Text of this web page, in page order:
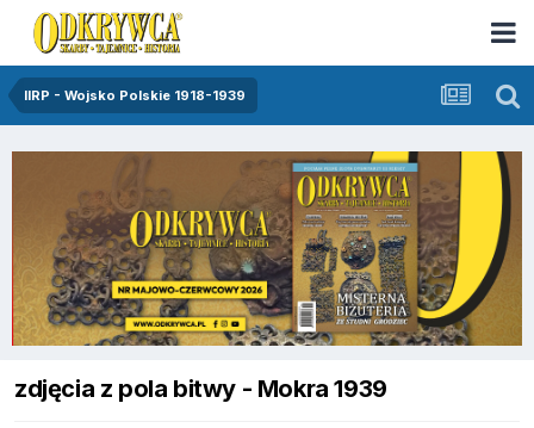
IIRP - Wojsko Polskie 1918-1939
zdjęcia z pola bitwy - Mokra 1939